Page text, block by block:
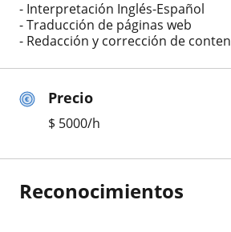
Precio
$ 5000/h
- Interpretación Inglés-Español
- Traducción de páginas web
- Redacción y corrección de
Reconocimientos